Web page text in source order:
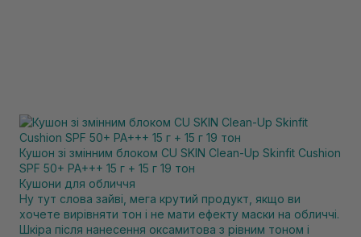
Кушон зі змінним блоком CU SKIN Clean-Up Skinfit Cushion
SPF 50+ PA+++ 15 г + 15 г 19 тон
Кушони для обличчя
Ну тут слова зайві, мега крутий продукт, якщо ви
хочете вирівняти тон і не мати ефекту маски на обличчі.
Шкіра після нанесення оксамитова з рівним тоном і